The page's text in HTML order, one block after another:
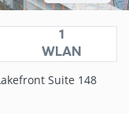
1
WLAN
Suite 148